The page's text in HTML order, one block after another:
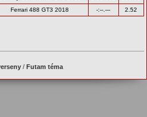
Ferrari 488 GT3 2018 -:--.--- 2.52
/Futam téma